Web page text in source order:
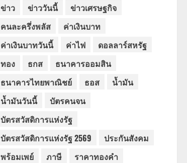
ข่าว
ข่าววันนี้
ข่าวเศรษฐกิจ
คนละครึ่งพลัส
ค่าเงินบาท
ค่าเงินบาทวันนี้
ค่าไฟ
ดอลลาร์สหรัฐ
ทอง
ธกส
ธนาคารออมสิน
ธนาคารไทยพาณิชย์
ธอส
น้ำมัน
น้ำมันวันนี้
บัตรคนจน
บัตรสวัสดิการแห่งรัฐ
บัตรสวัสดิการแห่งรัฐ 2569
ประกันสังคม
พร้อมเพย์
ภาษี
ราคาทองคำ